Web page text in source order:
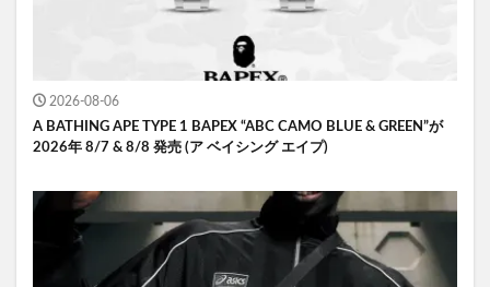
2026-08-06
A BATHING APE TYPE 1 BAPEX “ABC CAMO BLUE & GREEN”が
2026年 8/7 & 8/8 発売 (ア ベイシング エイプ)